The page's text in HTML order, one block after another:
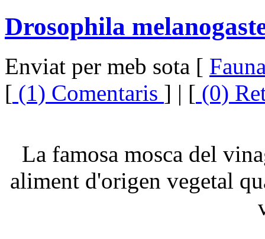
Drosophila
Enviat per meb sota [
[ (1) Comentaris ] | [ (0)
La famosa mosca del
aliment d'origen vegetal